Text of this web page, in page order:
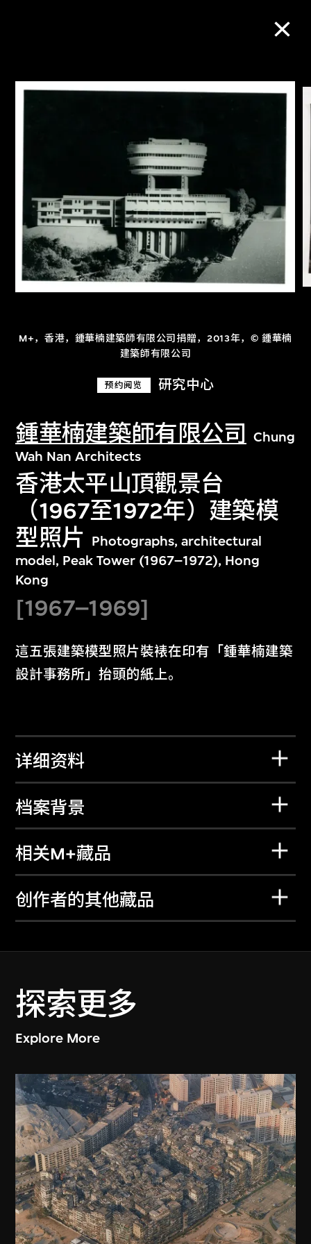
M+，香港，鍾華楠建築師有限公司捐贈，2013年，© 鍾華楠
建築師有限公司
预约阅览 研究中心
鍾華楠建築師有限公司
Chung
Wah Nan Architects
香港太平山頂觀景台
（1967至1972年）建築模
型照片 Photographs, architectural
model, Peak Tower (1967–1972), Hong
Kong
[1967–1969]
這五張建築模型照片裝裱在印有「鍾華楠建築
設計事務所」抬頭的紙上。
详细资料
档案背景
相关M+藏品
创作者的其他藏品
探索更多
Explore More
搜索
关于M+藏品
探索世界顶级的二十及二十一世纪视觉
文化藏品。